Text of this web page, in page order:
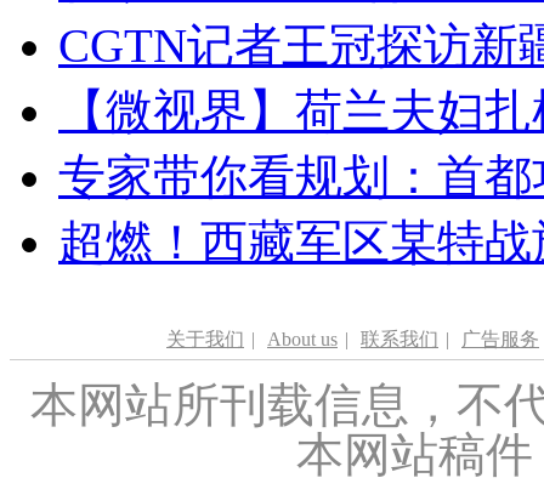
CGTN记者王冠探访新
【微视界】荷兰夫妇
专家带你看规划：首
超燃！西藏军区某特
关于我们 | About us | 联系我们 | 广告服务
本网站所刊载信息，不
本网站稿